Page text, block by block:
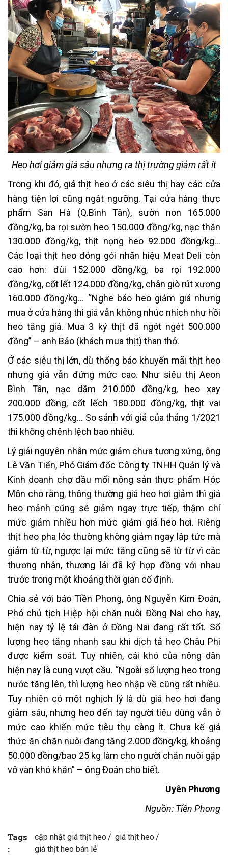
Heo hơi giảm giá sâu nhưng ra thị trường giảm rất ít
Trong khi đó, giá thịt heo ở các siêu thị hay các cửa
hàng tiện lợi cũng ngật ngưỡng. Tại cửa hàng thực
phẩm San Hà (Q.Bình Tân), sườn non 165.000
đồng/kg, ba rọi sườn heo 150.000 đồng/kg, nạc thăn
130.000 đồng/kg, thịt nọng heo 92.000 đồng/kg…
Các loại thịt heo đóng gói nhãn hiệu Meat Deli còn
cao hơn: đùi 152.000 đồng/kg, ba rọi 192.000
đồng/kg, cốt lết 124.000 đồng/kg, chân giò rút xương
160.000 đồng/kg… “Nghe báo heo giảm giá nhưng
mua ở cửa hàng thì giá vẫn không nhúc nhích như hồi
heo tăng giá. Mua 3 ký thịt đã ngót ngét 500.000
đồng” – anh Bảo (khách mua thịt) than thở.
Ở các siêu thị lớn, dù thống báo khuyến mãi thịt heo
nhưng giá vẫn đứng mức cao. Như siêu thị Aeon
Bình Tân, nạc dăm 210.000 đồng/kg, heo xay
200.000 đồng, cốt lếch 180.000 đồng/kg, thịt vai
175.000 đồng/kg… So sánh với giá của tháng 1/2021
thì không chênh lệch bao nhiêu.
Lý giải nguyên nhân mức giảm chưa tương xứng, ông
Lê Văn Tiển, Phó Giám đốc Công ty TNHH Quản lý và
Kinh doanh chợ đầu mối nông sản thực phẩm Hóc
Môn cho rằng, thông thường giá heo hơi giảm thì giá
heo mảnh cũng sẽ giảm ngay trực tiếp, thậm chí
mức giảm nhiều hơn mức giảm giá heo hơi. Riêng
thịt heo pha lóc thường không giảm ngay lập tức mà
giảm từ từ, ngược lại mức tăng cũng sẽ từ từ vì các
thương nhân, thương lái đã ký hợp đồng với nhau
trước trong một khoảng thời gian cố định.
Chia sẻ với báo Tiền Phong, ông Nguyễn Kim Đoán,
Phó chủ tịch Hiệp hội chăn nuôi Đồng Nai cho hay,
hiện nay tỷ lệ tái đàn ở Đồng Nai đang rất tốt. Số
lượng heo tăng nhanh sau khi dịch tả heo Châu Phi
được kiểm soát. Tuy nhiên, cái khó của nông dân
hiện nay là cung vượt cầu. “Ngoài số lượng heo trong
nước tăng lên, thì lượng heo nhập về cũng rất nhiều.
Tuy nhiên có một nghịch lý là dù giá heo hơi đang
giảm sâu, nhưng heo đến tay người tiêu dùng vẫn ở
mức cao khiến mức tiêu thụ càng ít. Chưa kể giá
thức ăn chăn nuôi đang tăng 2.000 đồng/kg, khoảng
50.000 đồng/bao 25 kg làm cho người chăn nuôi gặp
vô vàn khó khăn” – ông Đoán cho biết.
Uyên Phương
Nguồn: Tiền Phong
Tags
:
cập nhật giá thịt heo
giá thịt heo
giá thịt heo bán lẻ